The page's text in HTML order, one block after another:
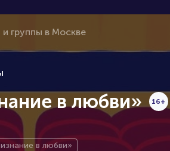
в любви» 16+
в любви»